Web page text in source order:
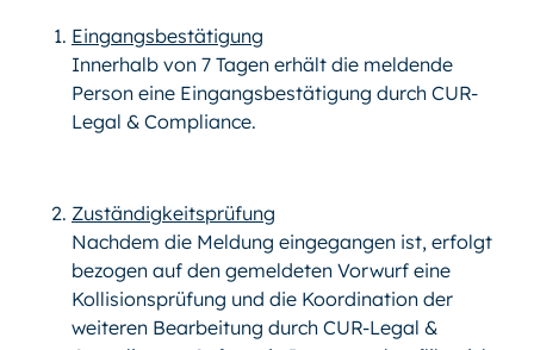
Eingangsbestätigung
Innerhalb von 7 Tagen erhält die meldende
Person eine Eingangsbestätigung durch CUR-
Legal & Compliance.
Zuständigkeitsprüfung
Nachdem die Meldung eingegangen ist, erfolgt
bezogen auf den gemeldeten Vorwurf eine
Kollisionsprüfung und die Koordination der
weiteren Bearbeitung durch CUR-Legal &